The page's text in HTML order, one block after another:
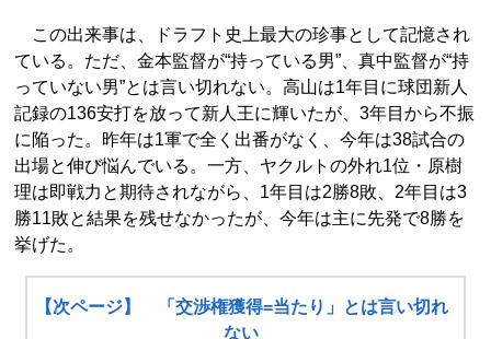
この出来事は、ドラフト史上最大の珍事として記憶され
ている。ただ、金本監督が“持っている男”、真中監督が“持
っていない男”とは言い切れない。高山は1年目に球団新人
記録の136安打を放って新人王に輝いたが、3年目から不振
に陥った。昨年は1軍で全く出番がなく、今年は38試合の
出場と伸び悩んでいる。一方、ヤクルトの外れ1位・原樹
理は即戦力と期待されながら、1年目は2勝8敗、2年目は3
勝11敗と結果を残せなかったが、今年は主に先発で8勝を
挙げた。
【次ページ】 「交渉権獲得=当たり」とは言い切れ
ない